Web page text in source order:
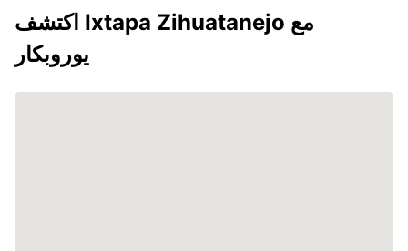
اكتشف Ixtapa Zihuatanejo مع
يوروبكار